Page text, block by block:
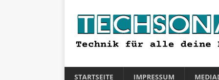
STARTSEITE IMPRESSUM